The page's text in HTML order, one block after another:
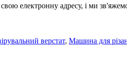
електронну адресу, і ми
верстат, Машина для